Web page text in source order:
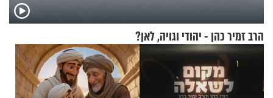
הרב זמיר כהן - יהודי וגויה, לאן?